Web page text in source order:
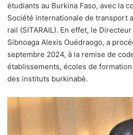
étudiants au Burkina Faso, avec la
Société internationale de transport
rail (SITARAIL). En effet, le
Sibnoaga Alexis Ouédraogo, a
septembre 2024, à la remise de
établissements, écoles de
des instituts burkinabè.